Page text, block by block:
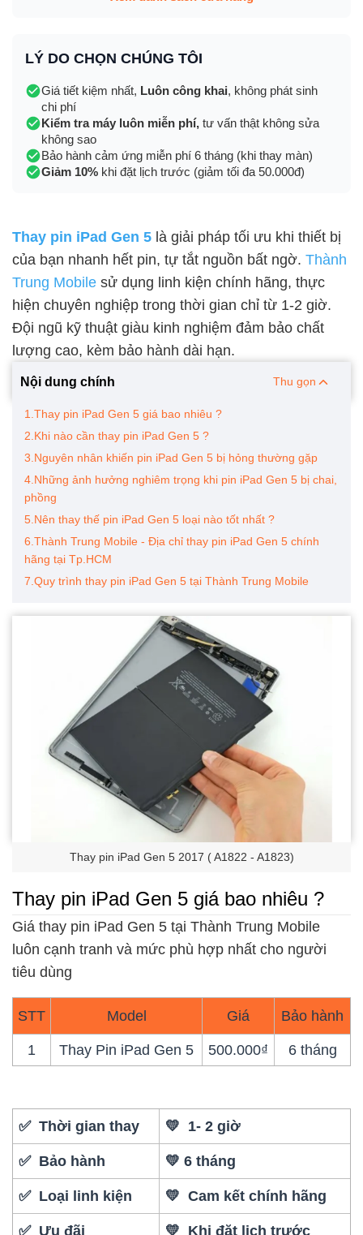
LÝ DO CHỌN CHÚNG TÔI
Giá tiết kiệm nhất, Luôn công khai, không phát sinh
chi phí
Kiểm tra máy luôn miễn phí, tư vấn thật không sửa
không sao
Bảo hành cảm ứng miễn phí 6 tháng (khi thay màn)
Giảm 10% khi đặt lịch trước (giảm tối đa 50.000đ)
Thay pin iPad Gen 5 là giải pháp tối ưu khi thiết bị
của bạn nhanh hết pin, tự tắt nguồn bất ngờ. Thành
Trung Mobile sử dụng linh kiện chính hãng, thực
hiện chuyên nghiệp trong thời gian chỉ từ 1-2 giờ.
Đội ngũ kỹ thuật giàu kinh nghiệm đảm bảo chất
lượng cao, kèm bảo hành dài hạn.
Nội dung chính Thu gọn
1.Thay pin iPad Gen 5 giá bao nhiêu ?
2.Khi nào cần thay pin iPad Gen 5 ?
3.Nguyên nhân khiến pin iPad Gen 5 bị hỏng thường gặp
4.Những ảnh hưởng nghiêm trọng khi pin iPad Gen 5 bị chai,
phồng
5.Nên thay thế pin iPad Gen 5 loại nào tốt nhất ?
6.Thành Trung Mobile - Địa chỉ thay pin iPad Gen 5 chính
hãng tại Tp.HCM
7.Quy trình thay pin iPad Gen 5 tại Thành Trung Mobile
Thay pin iPad Gen 5 2017 ( A1822 - A1823)
Thay pin iPad Gen 5 giá bao nhiêu ?
Giá thay pin iPad Gen 5 tại Thành Trung Mobile
luôn cạnh tranh và mức phù hợp nhất cho người
tiêu dùng
STT Model Giá Bảo hành
1 Thay Pin iPad Gen 5 500.000₫ 6 tháng
✅ Thời gian thay 💛 1- 2 giờ
✅ Bảo hành 💛 6 tháng
✅ Loại linh kiện 💛 Cam kết chính hãng
✅ Ưu đãi 💛 Khi đặt lịch trước